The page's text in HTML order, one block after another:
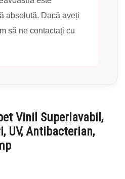
absolută. Dacă aveți
să ne contactați cu
Vinil Superlavabil,
UV, Antibacterian,